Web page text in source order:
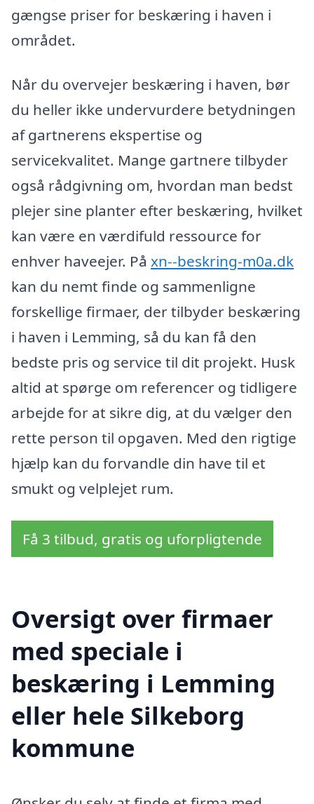
gængse priser for beskæring i haven i
området.
Når du overvejer beskæring i haven, bør
du heller ikke undervurdere betydningen
af gartnerens ekspertise og
servicekvalitet. Mange gartnere tilbyder
også rådgivning om, hvordan man bedst
plejer sine planter efter beskæring, hvilket
kan være en værdifuld ressource for
enhver haveejer. På xn--beskring-m0a.dk
kan du nemt finde og sammenligne
forskellige firmaer, der tilbyder beskæring
i haven i Lemming, så du kan få den
bedste pris og service til dit projekt. Husk
altid at spørge om referencer og tidligere
arbejde for at sikre dig, at du vælger den
rette person til opgaven. Med den rigtige
hjælp kan du forvandle din have til et
smukt og velplejet rum.
Få 3 tilbud, gratis og uforpligtende
Oversigt over firmaer
med speciale i
beskæring i Lemming
eller hele Silkeborg
kommune